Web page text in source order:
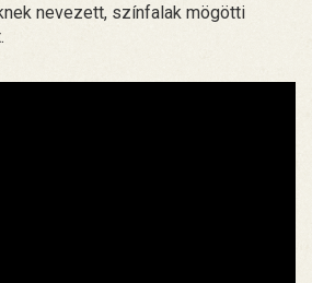
nevezett, színfalak mögötti